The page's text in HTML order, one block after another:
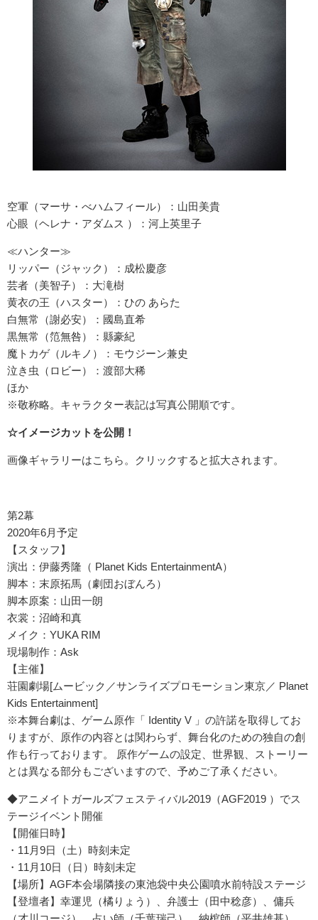
空軍（マーサ・べハムフィール）：山田美貴
心眼（ヘレナ・アダムス ）：河上英里子
≪ハンター≫
リッパー（ジャック）：成松慶彦
芸者（美智子）：大滝樹
黄衣の王（ハスター）：ひの あらた
白無常（謝必安）：國島直希
黒無常（笵無咎）：縣豪紀
魔トカゲ（ルキノ）：モウジーン兼史
泣き虫（ロビー）：渡部大稀
ほか
※敬称略。キャラクター表記は写真公開順です。
☆イメージカットを公開！
画像ギャラリーはこちら。クリックすると拡大されます。
第2幕
2020年6月予定
【スタッフ】
演出：伊藤秀隆（ Planet Kids EntertainmentA）
脚本：末原拓馬（劇団おぼんろ）
脚本原案：山田一朗
衣裳：沼崎和真
メイク：YUKA RIM
現場制作：Ask
【主催】
荘園劇場[ムービック／サンライズプロモーション東京／ Planet
Kids Entertainment]
※本舞台劇は、ゲーム原作「 Identity V 」の許諾を取得してお
りますが、原作の内容とは関わらず、舞台化のための独自の創
作も行っております。 原作ゲームの設定、世界観、ストーリー
とは異なる部分もございますので、予めご了承ください。
◆アニメイトガールズフェスティバル2019（AGF2019 ）でス
テージイベント開催
【開催日時】
・11月9日（土）時刻未定
・11月10日（日）時刻未定
【場所】AGF本会場隣接の東池袋中央公園噴水前特設ステージ
【登壇者】幸運児（橘りょう）、弁護士（田中稔彦）、傭兵